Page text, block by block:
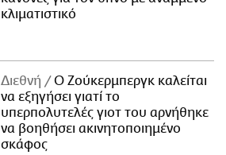
κλιματιστικό
Διεθνή
Ο Ζούκερμπεργκ καλείται
να εξηγήσει γιατί το
υπερπολυτελές γιοτ του αρνήθηκε
να βοηθήσει ακινητοποιημένο
σκάφος